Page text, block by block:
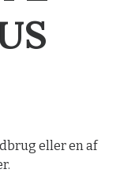
eller en af